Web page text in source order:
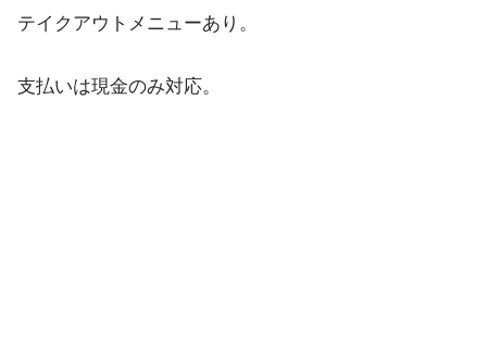
テイクアウトメニューあり。
支払いは現金のみ対応。